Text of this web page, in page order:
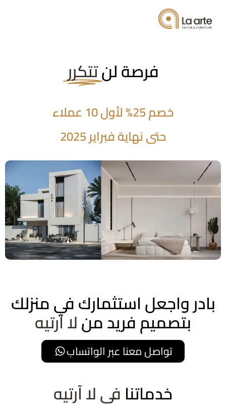
فرصة لنتتكرر
خصم 25% لأول 10 عملاء
حتى نهاية فبراير 2025
بادر واجعل استثمارك في منزلك
بتصميم فريد منلا آرتيه
تواصل معنا عبر الواتساب
خدماتنا فى لا آرتيه